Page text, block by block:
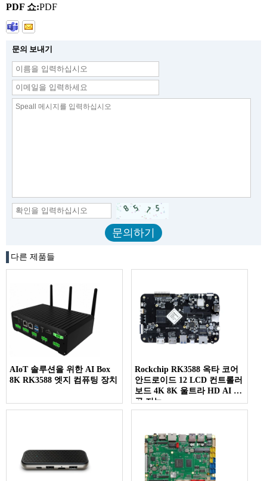
PDF 쇼:PDF
문의 보내기
다른 제품들
AIoT 솔루션을 위한 AI Box
8K RK3588 엣지 컴퓨팅 장치
Rockchip RK3588 옥타 코어
안드로이드 12 LCD 컨트롤러
보드 4K 8K 울트라 HD AI 인
공 지능